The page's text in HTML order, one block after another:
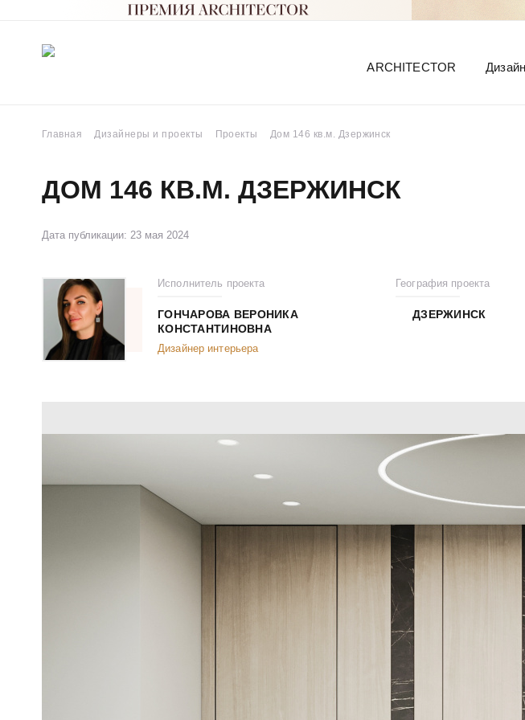
ARCHITECTOR
Главная Дизайнеры и проекты Проекты Дом 146 кв.м. Дзержинск
ДОМ 146 КВ.М. ДЗЕРЖИНСК
Дата публикации: 23 мая 2024
Исполнитель проекта
ГОНЧАРОВА ВЕРОНИКА
КОНСТАНТИНОВНА
Дизайнер интерьера
География проекта
ДЗЕРЖИНСК